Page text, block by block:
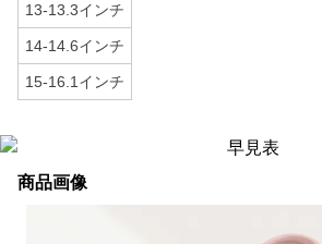
13-13.3インチ
14-14.6インチ
15-16.1インチ
商品画像